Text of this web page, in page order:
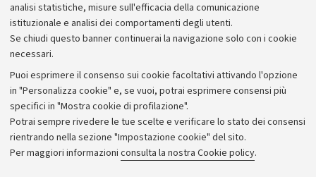
analisi statistiche, misure sull'efficacia della comunicazione
istituzionale e analisi dei comportamenti degli utenti.
Se chiudi questo banner continuerai la navigazione solo con i cookie
necessari.
Puoi esprimere il consenso sui cookie facoltativi attivando l'opzione
in "Personalizza cookie" e, se vuoi, potrai esprimere consensi più
specifici in "Mostra cookie di profilazione".
Potrai sempre rivedere le tue scelte e verificare lo stato dei consensi
rientrando nella sezione "Impostazione cookie" del sito.
Per maggiori informazioni consulta la nostra Cookie policy.
Archivio
Comunicati stampa
Redazione
Rassegna stampa